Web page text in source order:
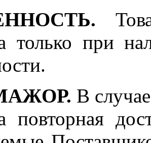
только при
В
повторная